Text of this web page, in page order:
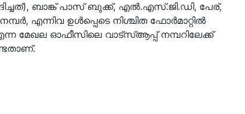
ബാങ്ക് പാസ് ബുക്ക്, എല്‍.എസ്.ജി.ഡി, പേര്,
എന്നിവ ഉള്‍പ്പെടെ നിശ്ചിത ഫോര്‍മാറ്റില്‍
മേഖല ഓഫീസിലെ വാട്സ്ആപ്പ് നമ്പറിലേക്ക്